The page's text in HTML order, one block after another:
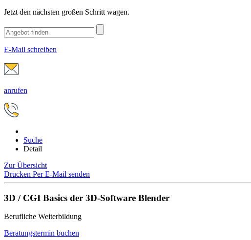
Jetzt den nächsten großen Schritt wagen.
E-Mail schreiben
anrufen
Suche
Detail
Zur Übersicht
Drucken Per E-Mail senden
3D / CGI Basics der 3D-Software Blender
Berufliche Weiterbildung
Beratungstermin buchen